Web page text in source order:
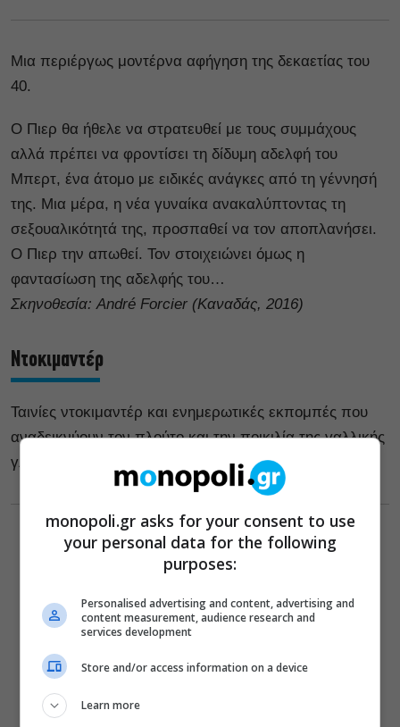
Μια περιέργως μοντέρνα αφήγηση της δεκαετίας του
40.
Ο Πιερ θα ήθελε να στρατευθεί με τους συμμάχους
αλλά πρέπει να φροντίσει τη δίδυμη αδελφή του
Μπερτ, ένα άτομο με ειδικές ανάγκες από τη γέννησή
της. Μια μέρα, η νέα γυναίκα ανακαλύπτοντας τη
σεξουαλικότητά της, προσπαθεί να τον αποπλανήσει.
Ο Πιερ την απωθεί. Τον στοιχειώνει όμως η
φαντασίωση της αδελφής του…
Σκηνοθεσία: André Forcier (Καναδάς, 2016)
Ντοκιμαντέρ
Ταινίες ντοκιμαντέρ και ενημερωτικές εκπομπές που
αναδεικνύουν τον πλούτο και την ποικιλία της γαλλικής
γλώσσας.
monopoli.gr asks for your consent to use
your personal data for the following
purposes:
Personalised advertising and content, advertising and
content measurement, audience research and
services development
Store and/or access information on a device
Learn more